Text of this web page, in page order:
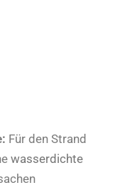
Für den Strand
wasserdichte